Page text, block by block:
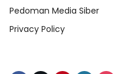
Pedoman Media Siber
Privacy Policy